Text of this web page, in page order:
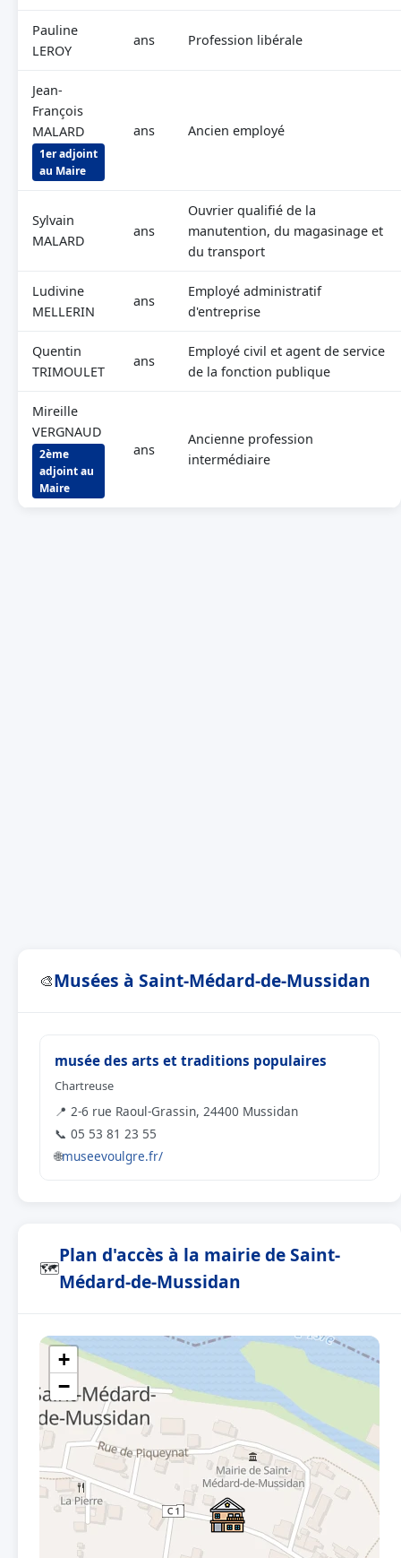
Pauline
LEROY
ans Profession libérale
Jean-
François
MALARD
1er adjoint
au Maire
ans Ancien employé
Sylvain
MALARD
ans
Ouvrier qualifié de la
manutention, du magasinage et
du transport
Ludivine
MELLERIN
ans
Employé administratif
d'entreprise
Quentin
TRIMOULET
ans
Employé civil et agent de service
de la fonction publique
Mireille
VERGNAUD
2ème
adjoint au
Maire
ans
Ancienne profession
intermédiaire
🎨Musées à Saint-Médard-de-Mussidan
musée des arts et traditions populaires
Chartreuse
📍 2-6 rue Raoul-Grassin, 24400 Mussidan
📞 05 53 81 23 55
🌐museevoulgre.fr/
🗺
Plan d'accès à la mairie de Saint-
Médard-de-Mussidan
+
−